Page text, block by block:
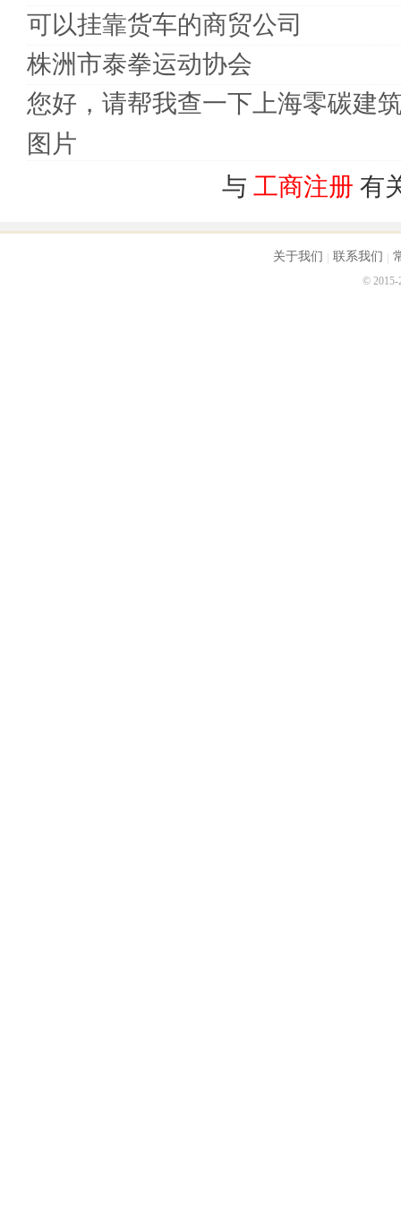
可以挂靠货车的商贸公司
株洲市泰拳运动协会
您好，请帮我查一下上海零碳建
图片
与 工商注册 有
关于我们 联系我们
© 2015-